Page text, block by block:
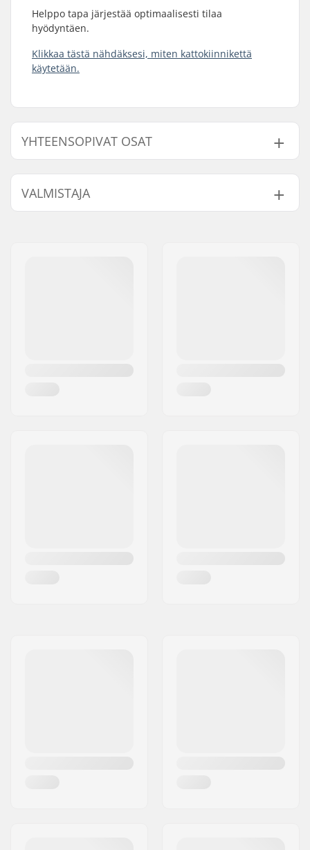
Helppo tapa järjestää optimaalisesti tilaa
hyödyntäen.
Klikkaa tästä nähdäksesi, miten kattokiinnikettä
käytetään.
YHTEENSOPIVAT OSAT
Etsi yhteensopivia tuotteita Skijack Ceiling Mount For
Suksi Ja Lumilauta Hanger:
VALMISTAJA